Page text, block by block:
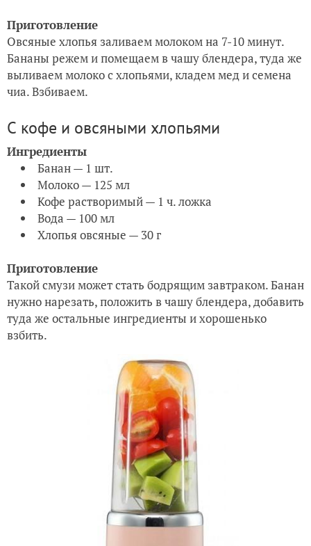
Приготовление
Овсяные хлопья заливаем молоком на 7-10 минут.
Бананы режем и помещаем в чашу блендера, туда же
выливаем молоко с хлопьями, кладем мед и семена
чиа. Взбиваем.
С кофе и овсяными хлопьями
Ингредиенты
Банан — 1 шт.
Молоко — 125 мл
Кофе растворимый — 1 ч. ложка
Вода — 100 мл
Хлопья овсяные — 30 г
Приготовление
Такой смузи может стать бодрящим завтраком. Банан
нужно нарезать, положить в чашу блендера, добавить
туда же остальные ингредиенты и хорошенько
взбить.